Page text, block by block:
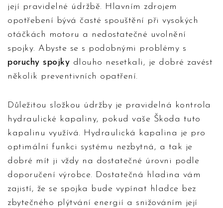
její pravidelné údržbě. Hlavním zdrojem
opotřebení bývá časté spouštění při vysokých
otáčkách motoru a nedostatečné uvolnění
spojky. Abyste se s podobnými problémy s
poruchy spojky dlouho nesetkali, je dobré zavést
několik preventivních opatření.
Důležitou složkou údržby je pravidelná kontrola
hydraulické kapaliny, pokud vaše Škoda tuto
kapalinu využívá. Hydraulická kapalina je pro
optimální funkci systému nezbytná, a tak je
dobré mít ji vždy na dostatečné úrovni podle
doporučení výrobce. Dostatečná hladina vám
zajistí, že se spojka bude vypínat hladce bez
zbytečného plýtvání energií a snižováním její